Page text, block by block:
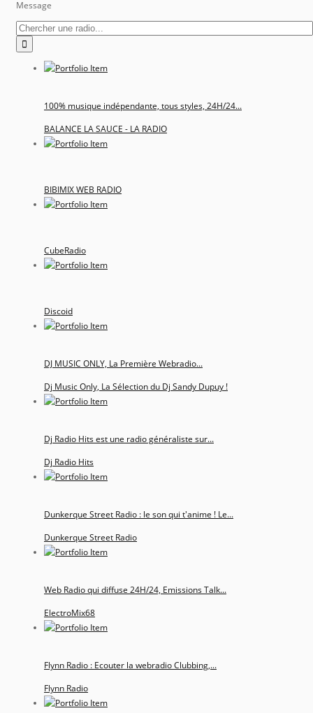
Message
100% musique indépendante, tous styles, 24H/24...
BALANCE LA SAUCE - LA RADIO
BIBIMIX WEB RADIO
CubeRadio
Discoid
DJ MUSIC ONLY, La Première Webradio...
Dj Music Only, La Sélection du Dj Sandy Dupuy !
Dj Radio Hits est une radio généraliste sur...
Dj Radio Hits
Dunkerque Street Radio : le son qui t'anime ! Le...
Dunkerque Street Radio
Web Radio qui diffuse 24H/24, Emissions Talk...
ElectroMix68
Flynn Radio : Ecouter la webradio Clubbing,...
Flynn Radio